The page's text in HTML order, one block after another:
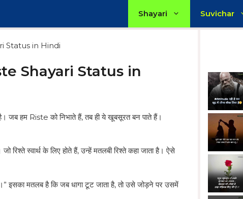
Shayari Suvichar
Status in Hindi
Shayari Status in
है। जब हम Riste को निभाते हैं, तब ही ये खूबसूरत बन पाते हैं।
रिश्ते स्वार्थ के लिए होते हैं, उन्हें मतलबी रिश्ते कहा जाता है। ऐसे
इसका मतलब है कि जब धागा टूट जाता है, तो उसे जोड़ने पर उसमें